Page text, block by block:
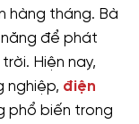
hàng tháng. Bà
năng để phát
Hiện nay,
nghiệp, điện
phổ biến trong